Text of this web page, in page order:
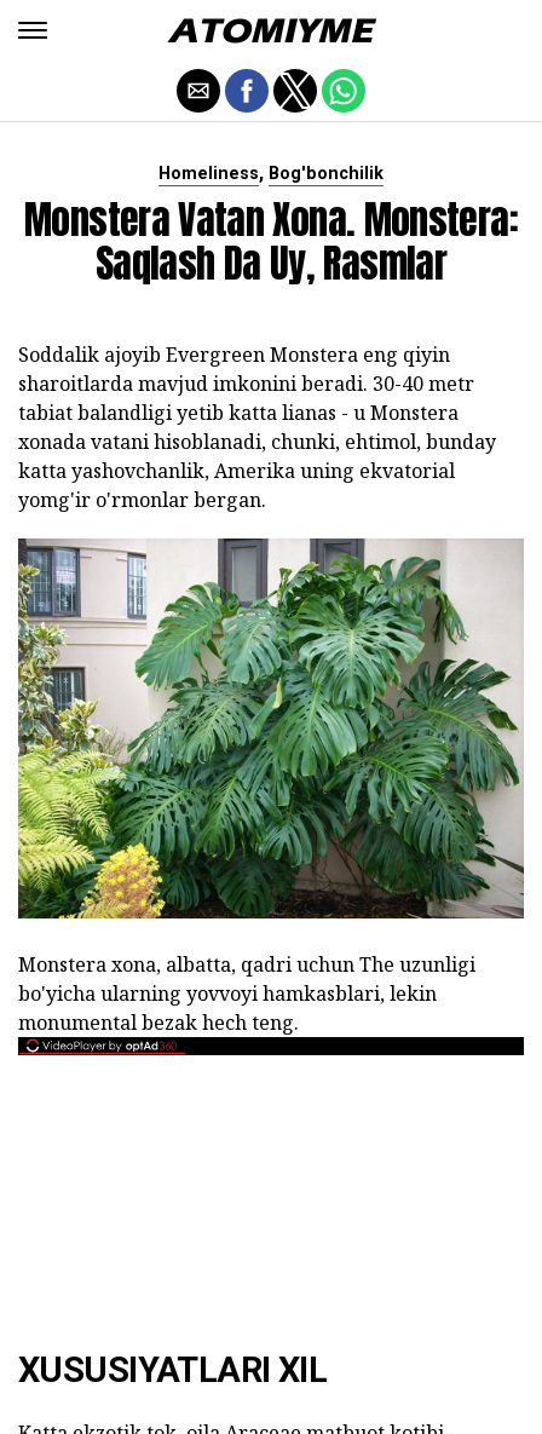
Homeliness, Bog'bonchilik
Monstera Vatan Xona. Monstera:
Saqlash Da Uy, Rasmlar
Soddalik ajoyib Evergreen Monstera eng qiyin
sharoitlarda mavjud imkonini beradi. 30-40 metr
tabiat balandligi yetib katta lianas - u Monstera
xonada vatani hisoblanadi, chunki, ehtimol, bunday
katta yashovchanlik, Amerika uning ekvatorial
yomg'ir o'rmonlar bergan.
Monstera xona, albatta, qadri uchun The uzunligi
bo'yicha ularning yovvoyi hamkasblari, lekin
monumental bezak hech teng.
XUSUSIYATLARI XIL